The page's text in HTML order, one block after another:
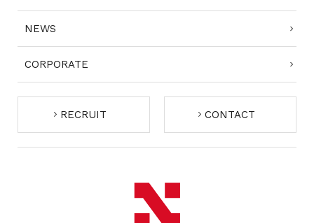
NEWS
CORPORATE
RECRUIT CONTACT